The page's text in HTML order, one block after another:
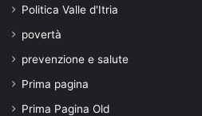
Politica Valle d'Itria
povertà
prevenzione e salute
Prima pagina
Prima Pagina Old